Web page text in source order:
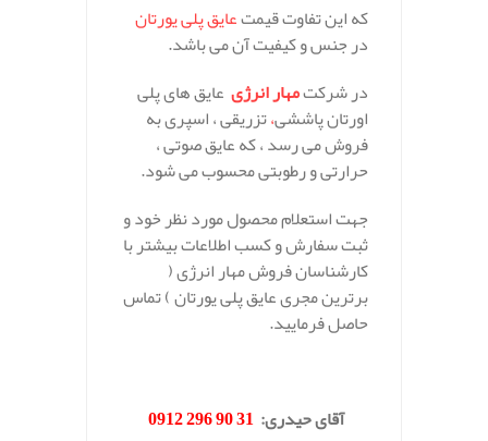
که این تفاوت قیمتعایق پلی یورتان
در جنس و کیفیت آن می باشد.
در شرکتمهار انرژی عایق های پلی
اورتان پاششی،تزریقی ، اسپری به
فروش می رسد ، که عایق صوتی ،
حرارتی و رطوبتی محسوب می شود.
جهت استعلام محصول مورد نظر خود و
ثبت سفارش و کسب اطلاعات بیشتر با
کارشناسان فروش مهار انرژی (
برترین مجری عایق پلی یورتان ) تماس
حاصل فرمایید.
آقای حیدری: 31 90 296 0912